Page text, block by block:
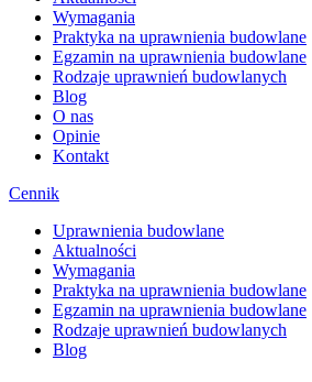
Wymagania
Praktyka na uprawnienia budowlane
Egzamin na uprawnienia budowlane
Rodzaje uprawnień budowlanych
Blog
O nas
Opinie
Kontakt
Cennik
Uprawnienia budowlane
Aktualności
Wymagania
Praktyka na uprawnienia budowlane
Egzamin na uprawnienia budowlane
Rodzaje uprawnień budowlanych
Blog